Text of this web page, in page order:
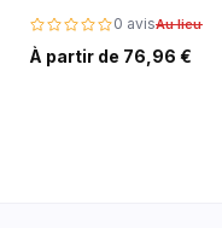
0 avisAu lieu
À partir de 76,96 €